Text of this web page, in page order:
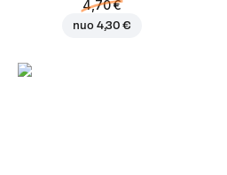
4,70 €
nuo 4,30 €